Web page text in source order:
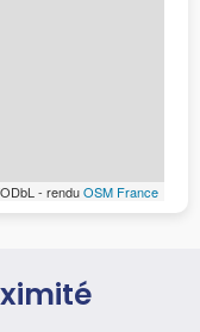
- renduOSM France